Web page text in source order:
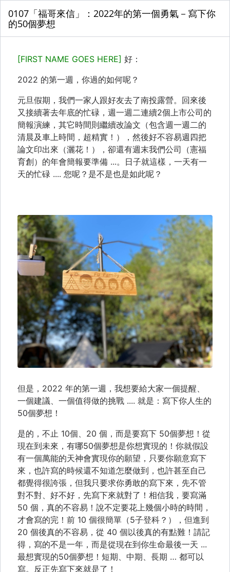
0107「福哥來信」：2022年的第一個勇氣－寫下你
的50個夢想